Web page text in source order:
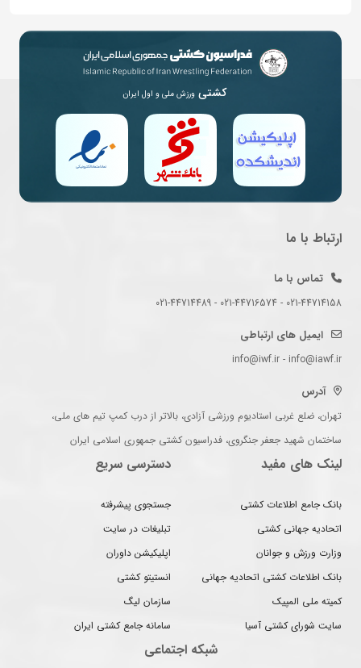
کشتی ورزش ملی و اول ایران
ارتباط با ما
تماس با ما
021-44714158 - 021-44716574 - 021-44714489
ایمیل های ارتباطی
info@iwf.ir - info@iawf.ir
آدرس
تهران، ضلع غربی استادیوم ورزشی آزادی، بالاتر از درب کمپ تیم های ملی،
ساختمان شهید جعفر جنگروی، فدراسیون کشتی جمهوری اسلامی ایران
لینک های مفید
بانک جامع اطلاعات کشتی
اتحادیه جهانی کشتی
وزارت ورزش و جوانان
بانک اطلاعات کشتی اتحادیه جهانی
کمیته ملی المپیک
سایت شورای کشتی آسیا
دسترسی سریع
جستجوی پیشرفته
تبلیغات در سایت
اپلیکیشن داوران
انستیتو کشتی
سازمان لیگ
سامانه جامع کشتی ایران
شبکه اجتماعی